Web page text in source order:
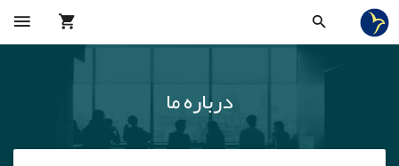
درباره ما